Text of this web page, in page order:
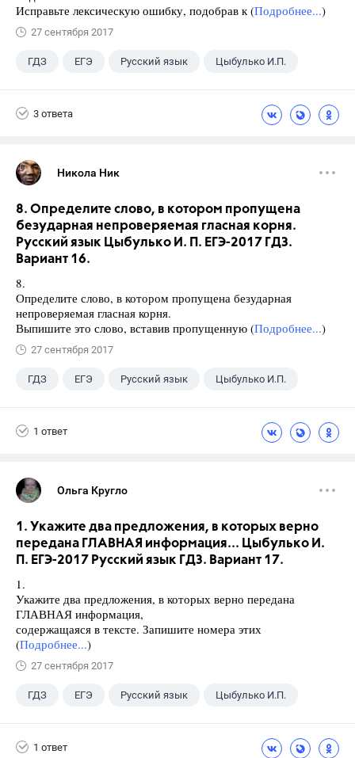
Исправьте лексическую ошибку, подобрав к (Подробнее...)
27 сентября 2017
ГДЗ ЕГЭ Русский язык Цыбулько И.П.
3 ответа
Никола Ник
8. Определите слово, в котором пропущена
безударная непроверяемая гласная корня.
Русский язык Цыбулько И. П. ЕГЭ-2017 ГДЗ.
Вариант 16.
8.
Определите слово, в котором пропущена безударная
непроверяемая гласная корня.
Выпишите это слово, вставив пропущенную (Подробнее...)
27 сентября 2017
ГДЗ ЕГЭ Русский язык Цыбулько И.П.
1 ответ
Ольга Кругло
1. Укажите два предложения, в которых верно
передана ГЛАВНАЯ информация... Цыбулько И.
П. ЕГЭ-2017 Русский язык ГДЗ. Вариант 17.
1.
Укажите два предложения, в которых верно передана
ГЛАВНАЯ информация,
содержащаяся в тексте. Запишите номера этих
(Подробнее...)
27 сентября 2017
ГДЗ ЕГЭ Русский язык Цыбулько И.П.
1 ответ